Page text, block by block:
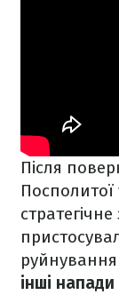
Після
Посполитої
інші напади